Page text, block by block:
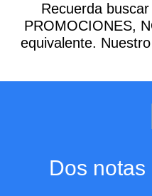
Recuerda
PROMOCIONES,
equivalente.
Dos notas